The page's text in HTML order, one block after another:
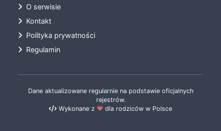
O serwisie
Kontakt
Polityka prywatności
Regulamin
Dane aktualizowane regularnie na podstawie oficjalnych
rejestrów.
Wykonane z ❤️ dla rodziców w Polsce